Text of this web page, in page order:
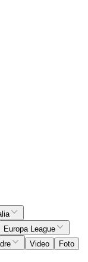
Europa League
Video
Foto